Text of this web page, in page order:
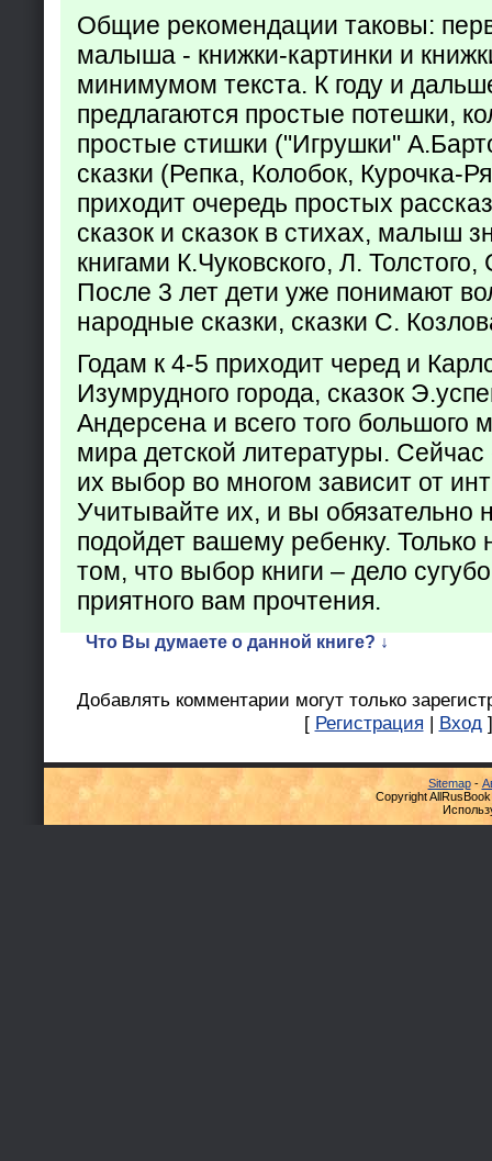
Общие рекомендации таковы:
малыша - книжки-картинки и
минимумом текста. К году и
предлагаются простые потешки,
простые стишки ("Игрушки"
сказки (Репка, Колобок, Курочка-
приходит очередь простых
сказок и сказок в стихах, малыш
книгами К.Чуковского, Л.
После 3 лет дети уже понимают
народные сказки, сказки С.
Годам к 4-5 приходит черед и
Изумрудного города, сказок
Андерсена и всего того большого
мира детской литературы. Сейчас
их выбор во многом зависит от
Учитывайте их, и вы обязательно
подойдет вашему ребенку. Только
том, что выбор книги – дело
приятного вам прочтения.
Что Вы думаете о данной книге? ↓
Добавлять комментарии могут только
[ Регистрация | Вход ]
Sitemap-
Copyright